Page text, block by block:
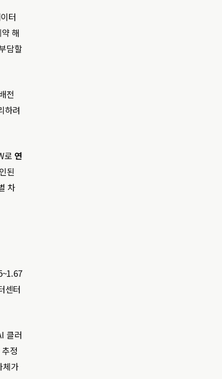
터
해
담할
전
하려
로 연
된
차
센터
클러
정
체가